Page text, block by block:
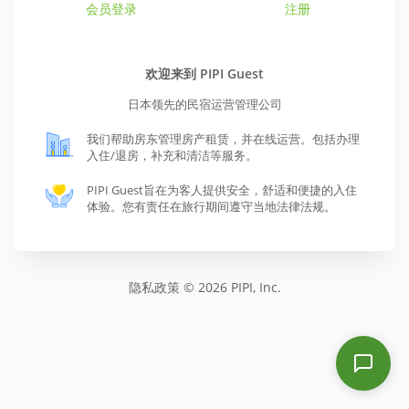
会员登录 注册
欢迎来到 PIPI Guest
日本领先的民宿运营管理公司
我们帮助房东管理房产租赁，并在线运营。包括办理
入住/退房，补充和清洁等服务。
PIPI Guest旨在为客人提供安全，舒适和便捷的入住
体验。您有责任在旅行期间遵守当地法律法规。
隐私政策© 2026 PIPI, Inc.